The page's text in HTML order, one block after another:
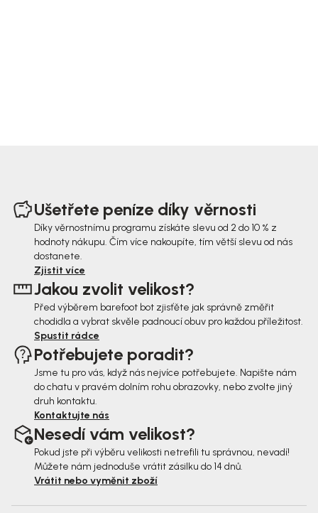
Ušetřete peníze díky věrnosti
Díky věrnostnímu programu získáte slevu od 2 do 10 % z
hodnoty nákupu. Čím více nakoupíte, tím větší slevu od nás
dostanete.
Zjistit více
Jakou zvolit velikost?
Před výběrem barefoot bot zjisťěte jak správně změřit
chodidla a vybrat skvěle padnoucí obuv pro každou příležitost.
Spustit rádce
Potřebujete poradit?
Jsme tu pro vás, když nás nejvíce potřebujete. Napište nám
do chatu v pravém dolním rohu obrazovky, nebo zvolte jiný
druh kontaktu.
Kontaktujte nás
Nesedí vám velikost?
Pokud jste při výběru velikosti netrefili tu správnou, nevadí!
Můžete nám jednoduše vrátit zásilku do 14 dnů.
Vrátit nebo vyměnit zboží